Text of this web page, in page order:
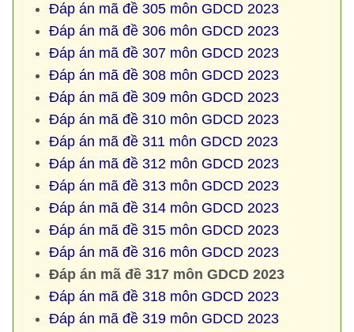
Đáp án mã đề 305 môn GDCD 2023
Đáp án mã đề 306 môn GDCD 2023
Đáp án mã đề 307 môn GDCD 2023
Đáp án mã đề 308 môn GDCD 2023
Đáp án mã đề 309 môn GDCD 2023
Đáp án mã đề 310 môn GDCD 2023
Đáp án mã đề 311 môn GDCD 2023
Đáp án mã đề 312 môn GDCD 2023
Đáp án mã đề 313 môn GDCD 2023
Đáp án mã đề 314 môn GDCD 2023
Đáp án mã đề 315 môn GDCD 2023
Đáp án mã đề 316 môn GDCD 2023
Đáp án mã đề 317 môn GDCD 2023
Đáp án mã đề 318 môn GDCD 2023
Đáp án mã đề 319 môn GDCD 2023